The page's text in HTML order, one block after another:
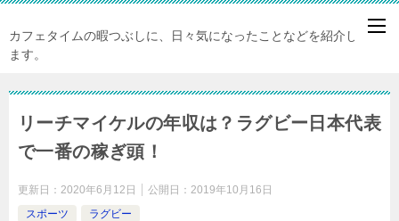
カフェタイムの暇つぶしに、日々気になったことなどを紹介してい
ます。
リーチマイケルの年収は？ラグビー日本代表
で一番の稼ぎ頭！
更新日： 2020年6月12日 公開日： 2019年10月16日
スポーツ
ラグビー